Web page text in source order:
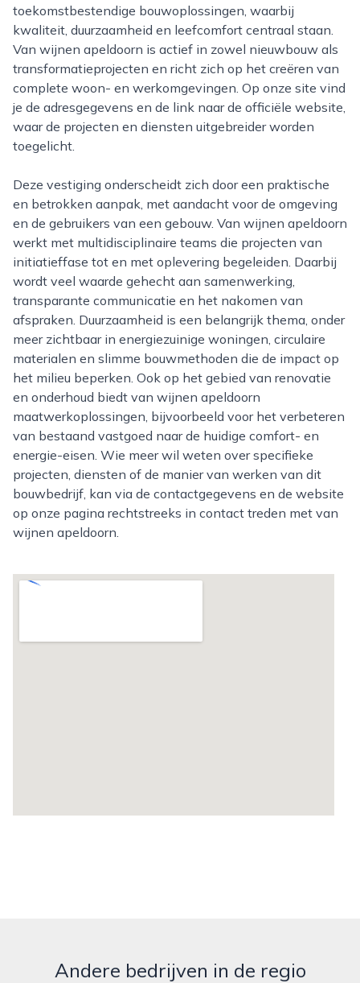
toekomstbestendige bouwoplossingen, waarbij
kwaliteit, duurzaamheid en leefcomfort centraal staan.
Van wijnen apeldoorn is actief in zowel nieuwbouw als
transformatieprojecten en richt zich op het creëren van
complete woon- en werkomgevingen. Op onze site vind
je de adresgegevens en de link naar de officiële website,
waar de projecten en diensten uitgebreider worden
toegelicht.
Deze vestiging onderscheidt zich door een praktische
en betrokken aanpak, met aandacht voor de omgeving
en de gebruikers van een gebouw. Van wijnen apeldoorn
werkt met multidisciplinaire teams die projecten van
initiatieffase tot en met oplevering begeleiden. Daarbij
wordt veel waarde gehecht aan samenwerking,
transparante communicatie en het nakomen van
afspraken. Duurzaamheid is een belangrijk thema, onder
meer zichtbaar in energiezuinige woningen, circulaire
materialen en slimme bouwmethoden die de impact op
het milieu beperken. Ook op het gebied van renovatie
en onderhoud biedt van wijnen apeldoorn
maatwerkoplossingen, bijvoorbeeld voor het verbeteren
van bestaand vastgoed naar de huidige comfort- en
energie-eisen. Wie meer wil weten over specifieke
projecten, diensten of de manier van werken van dit
bouwbedrijf, kan via de contactgegevens en de website
op onze pagina rechtstreeks in contact treden met van
wijnen apeldoorn.
Andere bedrijven in de regio